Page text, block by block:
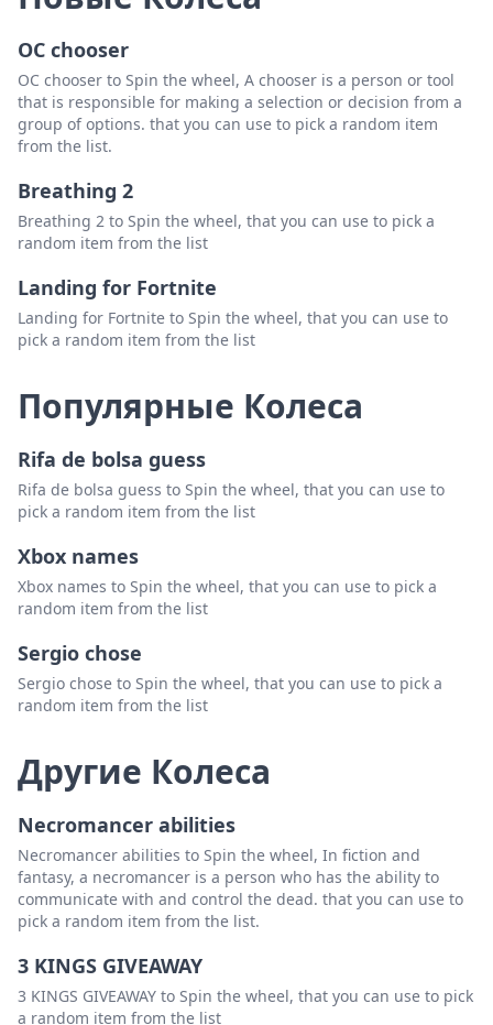
James Horton
Удалить
Stephanie Hash
Удалить
Liz Childress
Chris Ellis
Scott Pickett
Billy Miller
Keyla Holbrook
Удалить
Harley Freeman
Denton Cruz
Удалить
Alice Solomon
Trey Darnell
Stephen Billings
Mike Anderson
Nicole Proctor
Удалить
Florence WItcher
Bethany Cornett
Удалить
Michelle McManus
Удалить
Tony Young
Nicole Baker
John Davis
Удалить
OC chooser
OC chooser to Spin the wheel, A chooser is a person or tool
that is responsible for making a selection or decision from a
group of options. that you can use to pick a random item
from the list.
Breathing 2
Breathing 2 to Spin the wheel, that you can use to pick a
random item from the list
Landing for Fortnite
Landing for Fortnite to Spin the wheel, that you can use to
pick a random item from the list
Популярные Колеса
Rifa de bolsa guess
Rifa de bolsa guess to Spin the wheel, that you can use to
pick a random item from the list
Xbox names
Xbox names to Spin the wheel, that you can use to pick a
random item from the list
Sergio chose
Sergio chose to Spin the wheel, that you can use to pick a
random item from the list
Другие Колеса
Necromancer abilities
Necromancer abilities to Spin the wheel, In fiction and
fantasy, a necromancer is a person who has the ability to
communicate with and control the dead. that you can use to
pick a random item from the list.
3 KINGS GIVEAWAY
3 KINGS GIVEAWAY to Spin the wheel, that you can use to pick
a random item from the list